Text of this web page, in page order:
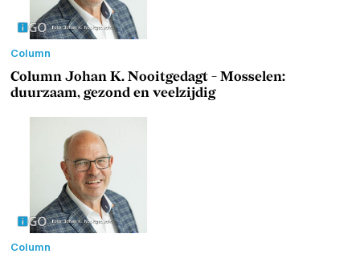
Column
Column Johan K. Nooitgedagt - Mosselen:
duurzaam, gezond en veelzijdig
Column